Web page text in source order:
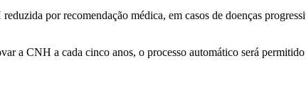
por recomendação médica, em casos de doenças
a CNH a cada cinco anos, o processo automático será